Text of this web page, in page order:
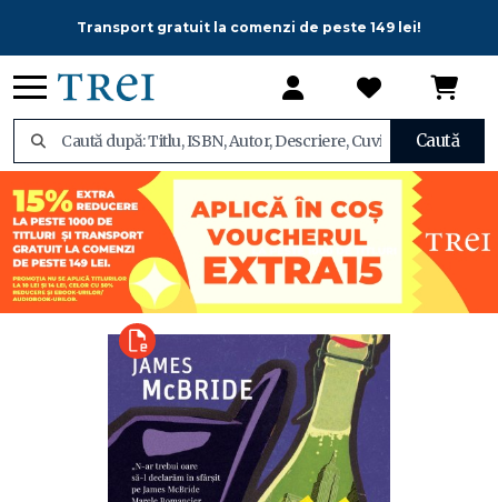
Transport gratuit la comenzi de peste 149 lei!
Caută